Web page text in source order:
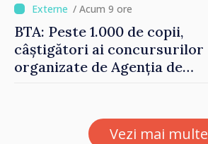
investițiile, taxăm viciile și
echilibrăm taxarea
consumului”
/ Acum 9 ore
BTA: Peste 1.000 de copii,
câștigători ai concursurilor
organizate de Agenția de
Vezi mai multe